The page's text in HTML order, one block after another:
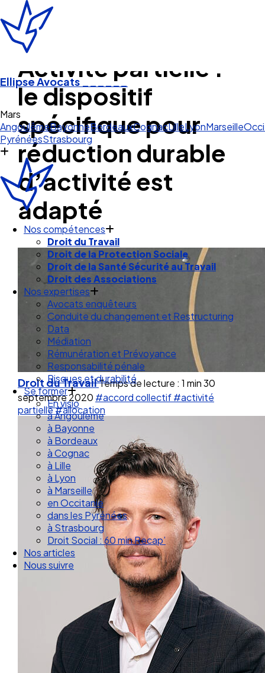
Ellipse Avocats______
Marseille
AngoulêmeBayonneBordeauxCognacLilleLyonMarseille
PyrénéesStrasbourg
Nos compétences
Droit du Travail
Droit de la Protection Sociale
Droit de la Santé Sécurité au Travail
Droit des Associations
Nos expertises
Avocats enquêteurs
Conduite du changement et Restructuring
Data
Médiation
Rémunération et Prévoyance
Responsabilité pénale
Risques et durabilité
Se former
En visio
à Angouleme
à Bayonne
à Bordeaux
à Cognac
à Lille
à Lyon
à Marseille
en Occitanie
dans les Pyrénées
à Strasbourg
Droit Social : 60 min Recap’
Nos articles
Nous suivre
Activité partielle :
le dispositif
spécifique pour
réduction durable
d’activité est
adapté
Droit du TravailTemps de lecture : 1 min30
septembre 2020 #accord collectif#activité
partielle#allocation